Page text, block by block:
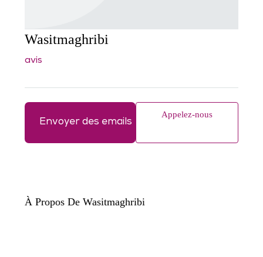
Wasitmaghribi
avis
Envoyer des emails
Appelez-nous
À Propos De Wasitmaghribi